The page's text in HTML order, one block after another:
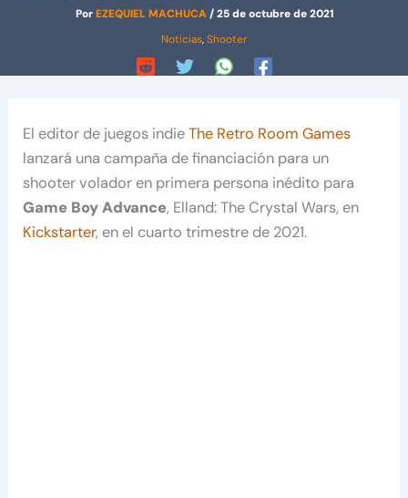
PorEZEQUIEL MACHUCA/25 de octubre de 2021
Noticias,Shooter
El editor de juegos indieThe Retro Room Games
lanzará una campaña de financiación para un
shooter volador en primera persona inédito para
Game Boy Advance, Elland: The Crystal Wars, en
Kickstarter, en el cuarto trimestre de 2021.